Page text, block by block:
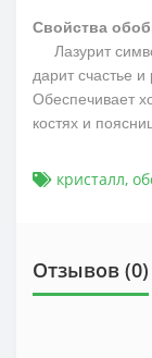
Свойства
Лазурит
дарит счастье и
Обеспечивает
костях и
кристалл,
Отзывов (0)